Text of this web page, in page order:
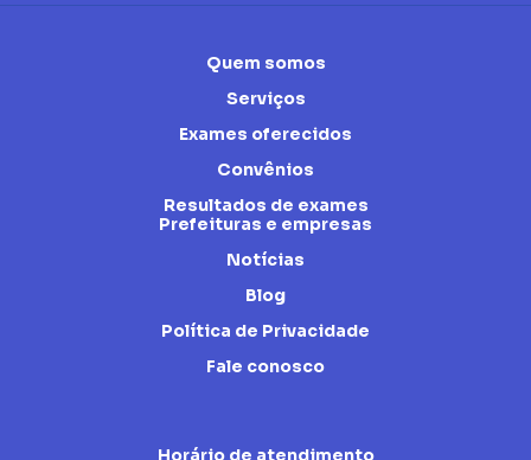
Quem somos
Serviços
Exames oferecidos
Convênios
Resultados de exames
Prefeituras e empresas
Notícias
Blog
Política de Privacidade
Fale conosco